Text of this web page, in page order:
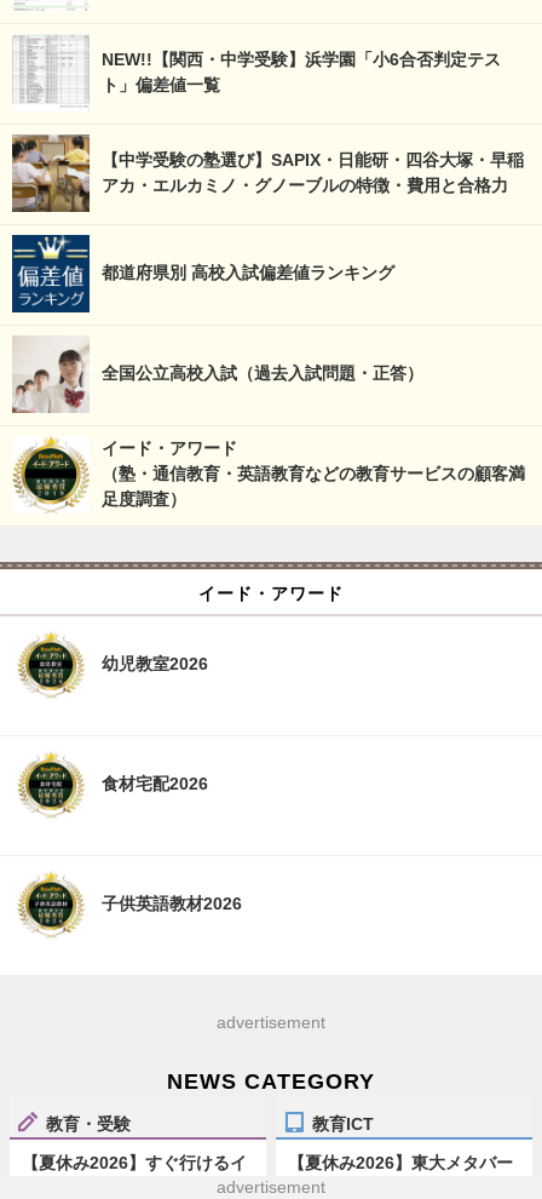
NEW!!【関西・中学受験】浜学園「小6合否判定テス
ト」偏差値一覧
【中学受験の塾選び】SAPIX・日能研・四谷大塚・早稲
アカ・エルカミノ・グノーブルの特徴・費用と合格力
都道府県別 高校入試偏差値ランキング
全国公立高校入試（過去入試問題・正答）
イード・アワード
（塾・通信教育・英語教育などの教育サービスの顧客満
足度調査）
イード・アワード
幼児教室2026
食材宅配2026
子供英語教材2026
advertisement
NEWS CATEGORY
教育・受験
【夏休み2026】すぐ行けるイ
ベント情報おまとめ便＜8/9-
教育ICT
【夏休み2026】東大メタバー
ス工学部、生成AIなどジュニ
advertisement